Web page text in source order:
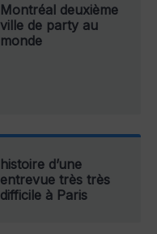
Montréal deuxième
ville de party au
monde
histoire d’une
entrevue très très
difficile à Paris